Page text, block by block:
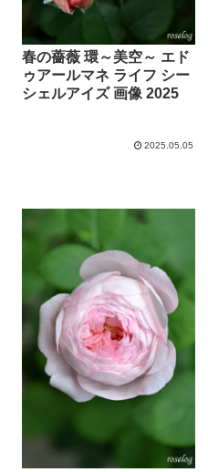
春の薔薇 環～美空～ エド
ゥアールマネ ライフ シー
シェルアイズ 画像 2025
2025.05.05